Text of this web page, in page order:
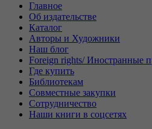
Главное
Об издательстве
Каталог
Авторы и Художники
Наш блог
Foreign rights/ Иностранные
Где купить
Библиотекам
Совместные закупки
Сотрудничество
Наши книги в соцсетях